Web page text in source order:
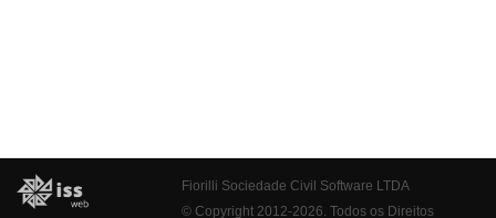
Fiorilli Sociedade Civil Software LTDA
© Copyright 2012-2026. Todos os Direitos